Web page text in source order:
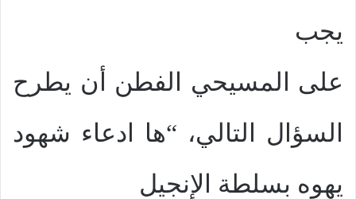
يجب
على المسيحي الفطن أن يطرح
السؤال التالي، “ها ادعاء شهود
يهوه بسلطة الإنجيل